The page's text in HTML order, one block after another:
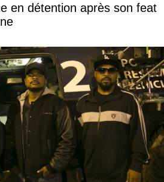
en détention après son feat